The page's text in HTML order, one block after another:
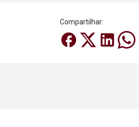
Compartilhar: